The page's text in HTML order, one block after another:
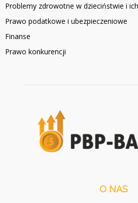
Problemy zdrowotne w dzieciństwie i
Prawo podatkowe i ubezpieczeniowe
Finanse
Prawo konkurencji
O NAS